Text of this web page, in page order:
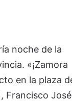
noche de la
«¡Zamora
en la plaza
Francisco José